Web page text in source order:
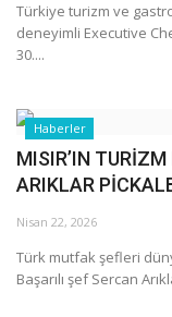
Yorumlar
Köşe Yazarları
Türkiye turizm ve
deneyimli Executive
30....
Haberler
MISIR’IN
ARIKLAR
Nisan 22, 2026
Türk mutfak şefleri
Başarılı şef Sercan